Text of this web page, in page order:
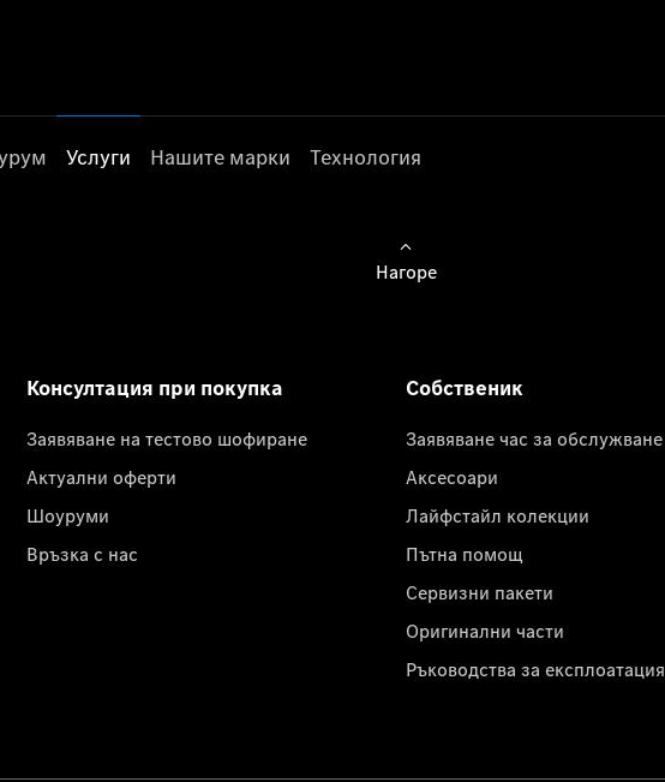
Услуги Нашите марки Технология
Нагоре
Консултация при покупка
Заявяване на тестово шофиране
Актуални оферти
Шоуруми
Връзка с нас
Собственик
Заявяване час за обслужване
Аксесоари
Лайфстайл колекции
Пътна помощ
Сервизни пакети
Оригинални части
Ръководства за експлоатация